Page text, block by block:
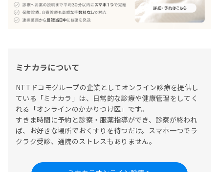
ミナカラについて
NTTドコモグループの企業としてオンライン診療を提供し
ている「ミナカラ」は、日常的な診療や健康管理をしてく
れる「オンラインのかかりつけ医」です。
すきま時間に予約と診察・服薬指導ができ、診察が終われ
ば、お好きな場所でおくすりを待つだけ。スマホ一つでラ
クラク受診、通院のストレスもありません。